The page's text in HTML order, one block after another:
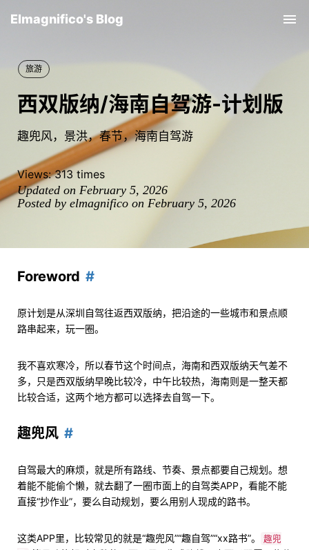
Elmagnifico's Blog
旅游
西双版纳/海南自驾游-计划版
趣兜风，景洪，春节，海南自驾游
Views:313 times
Updated on February 5, 2026
Posted by elmagnifico on February 5, 2026
Foreword
原计划是从深圳自驾往返西双版纳，把沿途的一些城市和景点顺
路串起来，玩一圈。
我不喜欢寒冷，所以春节这个时间点，海南和西双版纳天气差不
多，只是西双版纳早晚比较冷，中午比较热，海南则是一整天都
比较合适，这两个地方都可以选择去自驾一下。
趣兜风
自驾最大的麻烦，就是所有路线、节奏、景点都要自己规划。想
着能不能偷个懒，就去翻了一圈市面上的自驾类APP，看能不能
直接“抄作业”，要么自动规划，要么用别人现成的路书。
这类APP里，比较常见的就是“趣兜风”“趣自驾”“xx路书”。
趣兜